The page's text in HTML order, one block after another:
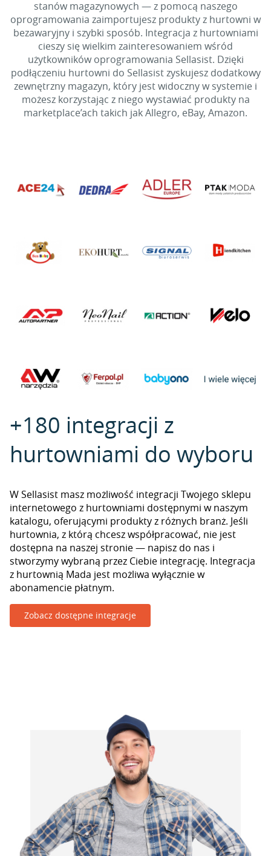
stanów magazynowych — z pomocą naszego
oprogramowania zaimportujesz produkty z hurtowni w
bezawaryjny i szybki sposób. Integracja z hurtowniami
cieszy się wielkim zainteresowaniem wśród
użytkowników oprogramowania Sellasist. Dzięki
podłączeniu hurtowni do Sellasist zyskujesz dodatkowy
zewnętrzny magazyn, który jest widoczny w systemie i
możesz korzystając z niego wystawiać produkty na
marketplace’ach takich jak Allegro, eBay, Amazon.
+180 integracji z
hurtowniami do wyboru
W Sellasist masz możliwość integracji Twojego sklepu
internetowego z hurtowniami dostępnymi w naszym
katalogu, oferującymi produkty z różnych branż. Jeśli
hurtownia, z którą chcesz współpracować, nie jest
dostępna na naszej stronie — napisz do nas i
stworzymy wybraną przez Ciebie integrację. Integracja
z hurtownią Mada jest możliwa wyłącznie w
abonamencie płatnym.
Zobacz dostępne integracje